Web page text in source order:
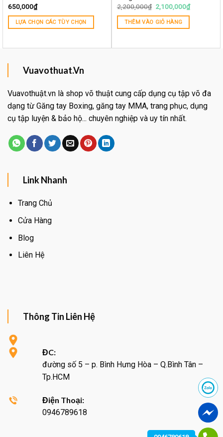
650,000₫
LỰA CHỌN CÁC TÙY CHỌN
2,200,000₫ 2,100,000₫
THÊM VÀO GIỎ HÀNG
Vuavothuat.Vn
Vuavothuật.vn là shop võ thuật cung cấp dụng cụ tập võ đa
dạng từ Găng tay Boxing, găng tay MMA, trang phục, dụng
cụ tập luyện & bảo hộ... chuyên nghiệp và uy tín nhất.
Link Nhanh
Trang Chủ
Cửa Hàng
Blog
Liên Hệ
Thông Tin Liên Hệ
ĐC:
đường số 5 – p. Bình Hưng Hòa – Q.Bình Tân –
Tp.HCM
Điện Thoại:
0946789618